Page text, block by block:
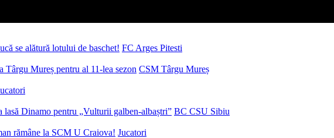
se alătură lotului de baschet! FC Arges Pitesti
Mureș pentru al 11-lea sezon CSM Târgu Mureș
Dinamo pentru „Vulturii galben-albaștri” BC CSU Sibiu
rămâne la SCM U Craiova! Jucatori